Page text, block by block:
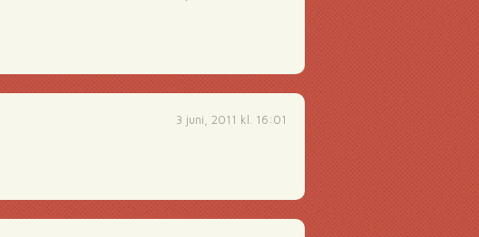
3 juni, 2011 kl. 16:01